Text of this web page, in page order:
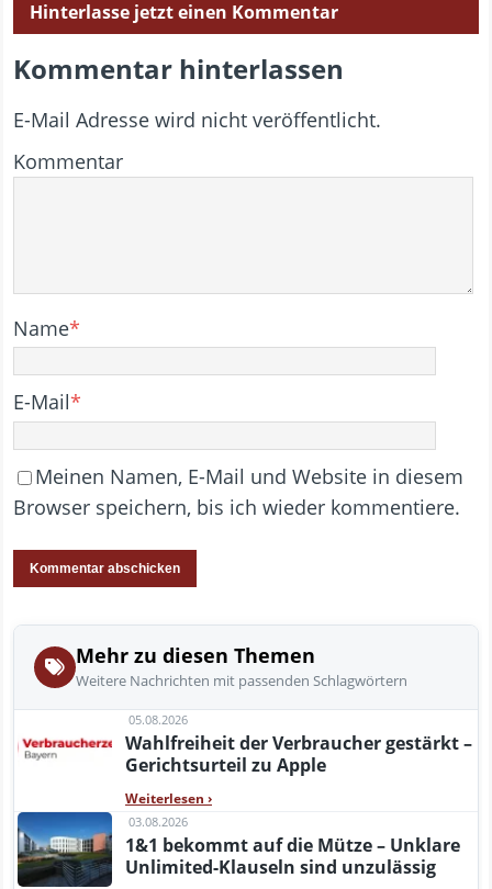
Hinterlasse jetzt einen Kommentar
Kommentar hinterlassen
E-Mail Adresse wird nicht veröffentlicht.
Kommentar
Name*
E-Mail*
Meinen Namen, E-Mail und Website in diesem
Browser speichern, bis ich wieder kommentiere.
Mehr zu diesen Themen
Weitere Nachrichten mit passenden Schlagwörtern
05.08.2026
Wahlfreiheit der Verbraucher gestärkt –
Gerichtsurteil zu Apple
Weiterlesen ›
03.08.2026
1&1 bekommt auf die Mütze – Unklare
Unlimited-Klauseln sind unzulässig